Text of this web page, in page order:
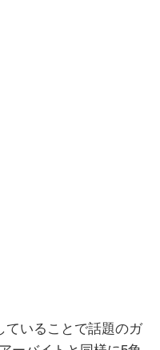
ていることで話題のガ